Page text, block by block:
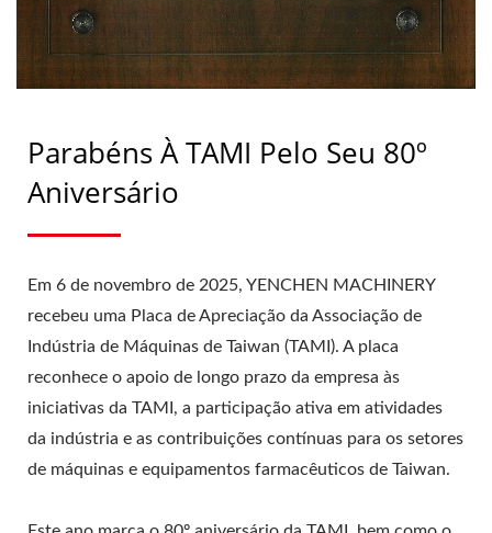
Parabéns À TAMI Pelo Seu 80º
Aniversário
Em 6 de novembro de 2025, YENCHEN MACHINERY
recebeu uma Placa de Apreciação da Associação de
Indústria de Máquinas de Taiwan (TAMI). A placa
reconhece o apoio de longo prazo da empresa às
iniciativas da TAMI, a participação ativa em atividades
da indústria e as contribuições contínuas para os setores
de máquinas e equipamentos farmacêuticos de Taiwan.